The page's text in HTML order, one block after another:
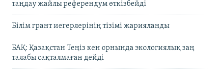
таңдау жайлы референдум өткізбейді
Білім грант иегерлерінің тізімі жарияланды
БАҚ: Қазақстан Теңіз кен орнында экологиялық заң
талабы сақталмаған дейді